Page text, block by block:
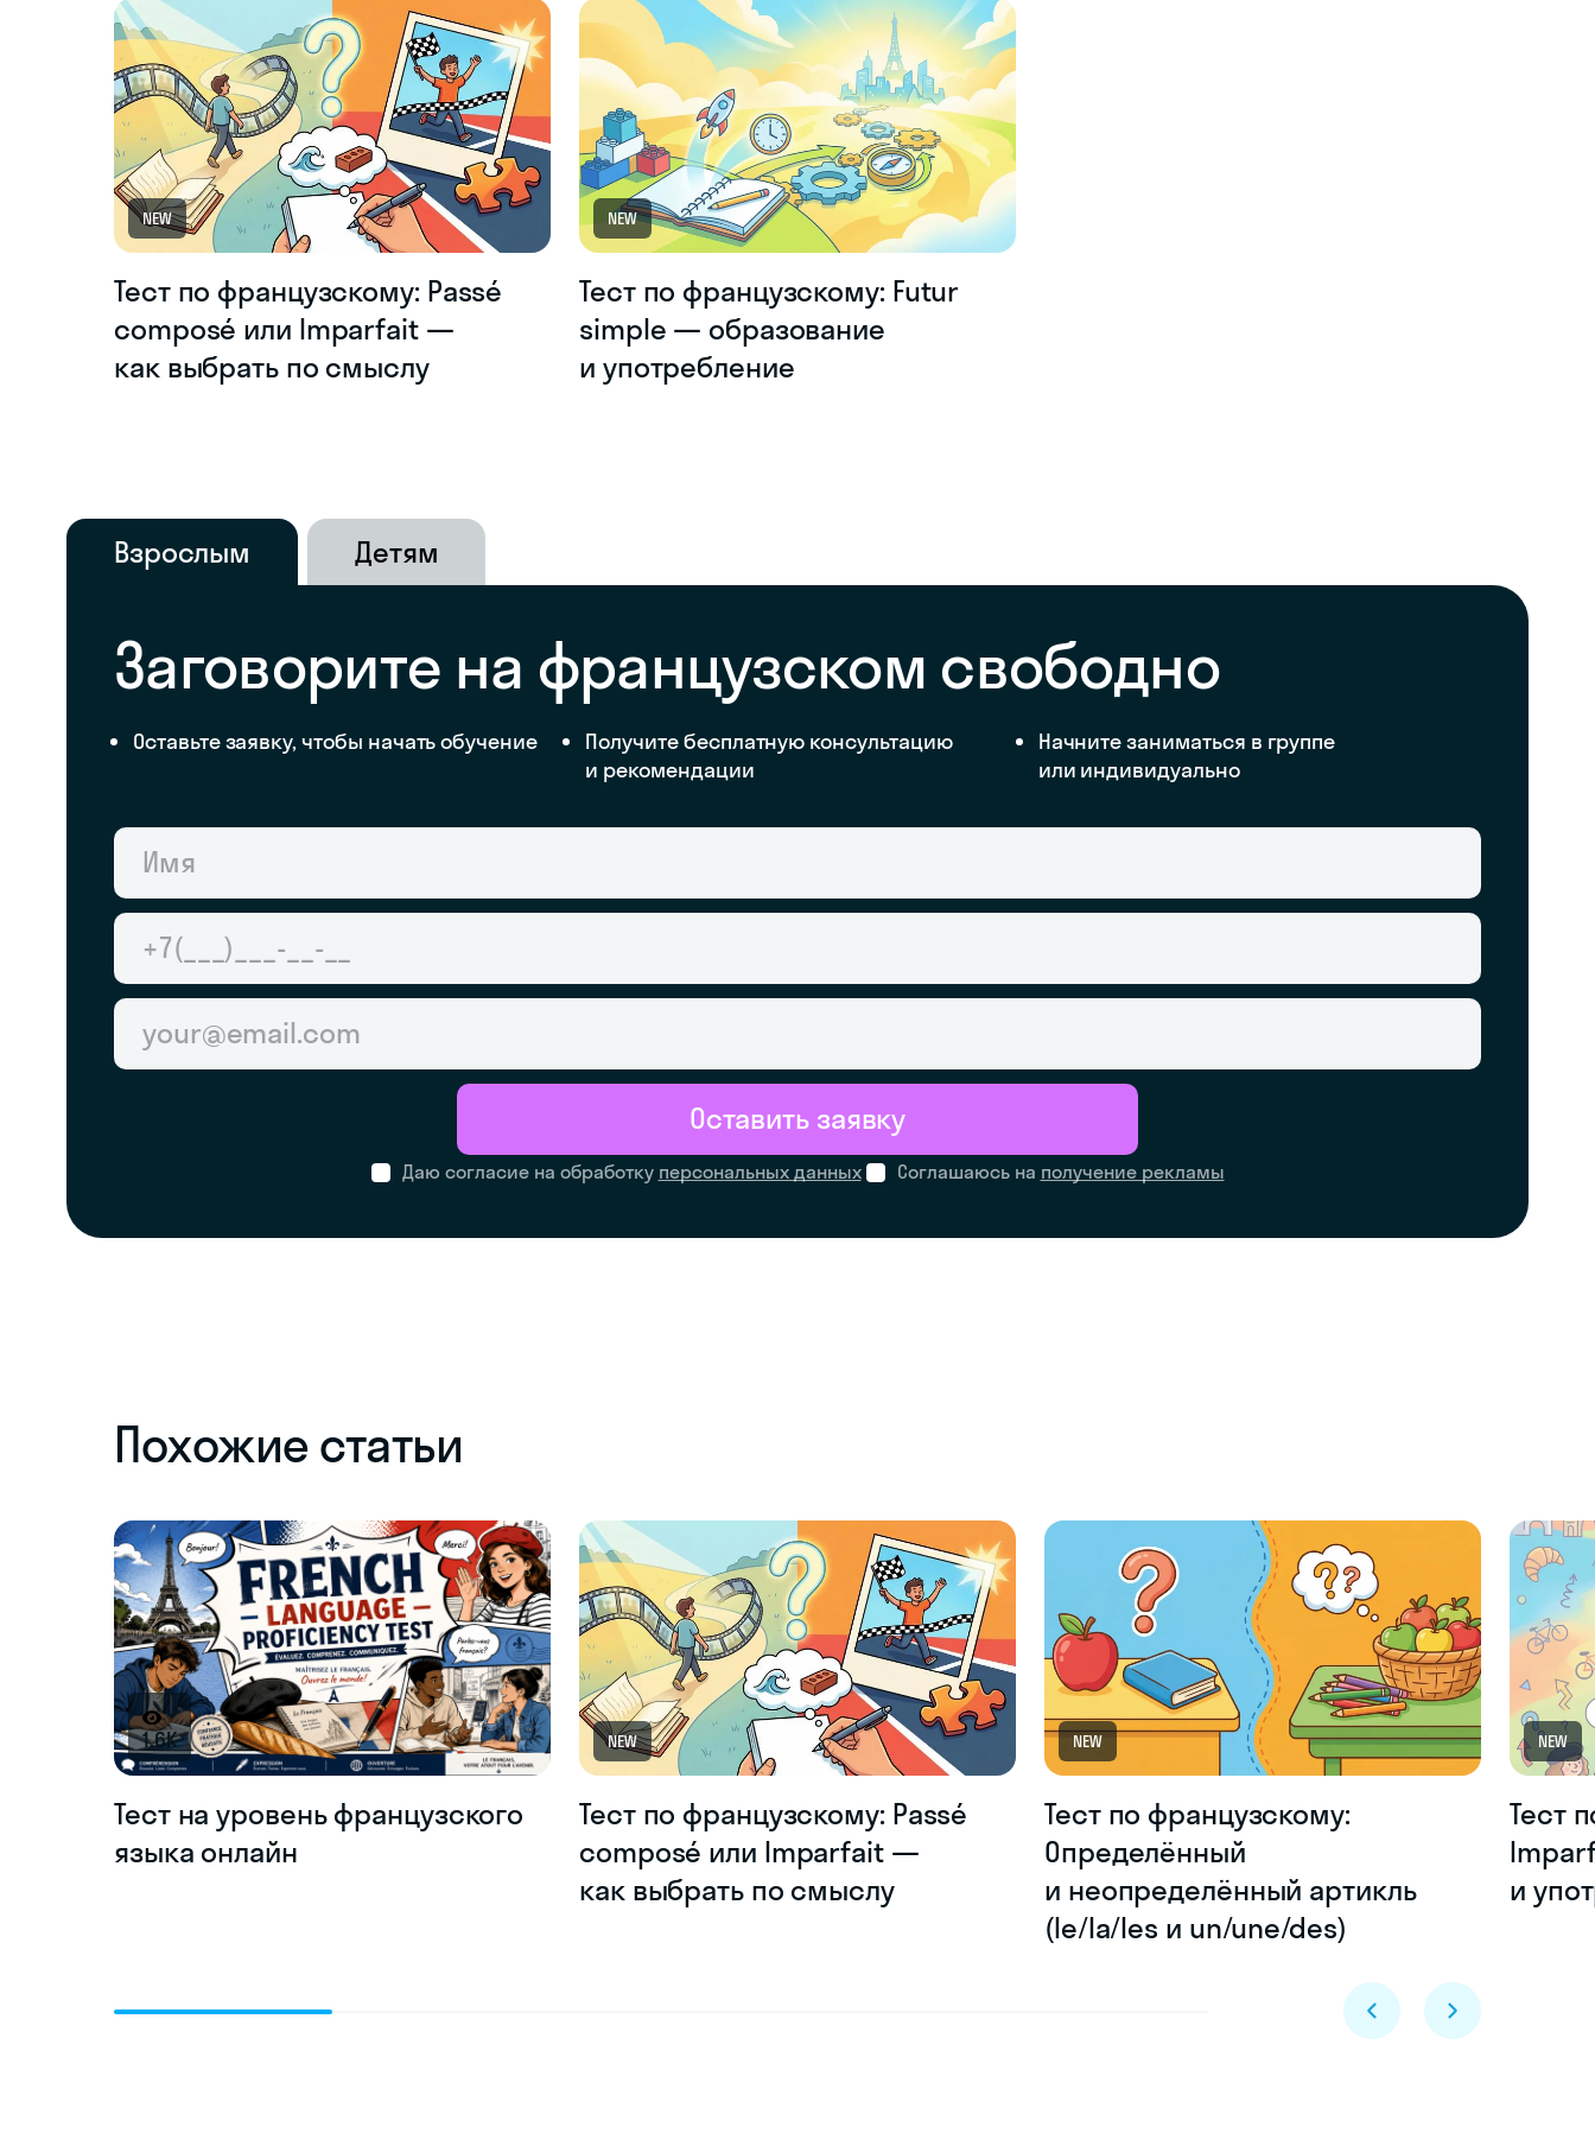
NEW
Тест по французскому: Passé
composé или Imparfait —
как выбрать по смыслу
NEW
Тест по французскому: Futur
simple — образование
и употребление
Взрослым Детям
Заговорите на французском свободно
Оставьте заявку, чтобы начать обучение
Получите бесплатную консультацию
и рекомендации
Начните заниматься в группе
или индивидуально
Даю согласие на обработку персональных данных Соглашаюсь на получение рекламы
Оставить заявку
Похожие статьи
1.6K
Тест на уровень французского
языка онлайн
NEW
Тест по французскому: Passé
composé или Imparfait —
как выбрать по смыслу
NEW
Тест по французскому:
Определённый
и неопределённый артикль
(le/la/les и un/une/des)
NEW
Тест
и